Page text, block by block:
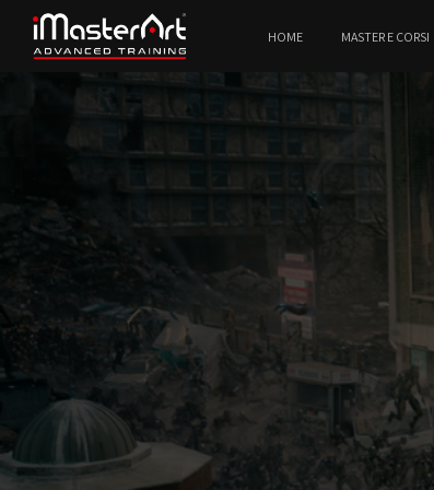
HOME MASTER E CORSI